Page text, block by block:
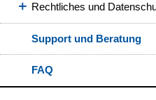
Rechtliches und
Support und Beratung
FAQ